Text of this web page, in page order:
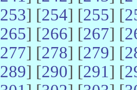
253] [254] [255] [
265] [266] [267] [
277] [278] [279] [
289] [290] [291] [